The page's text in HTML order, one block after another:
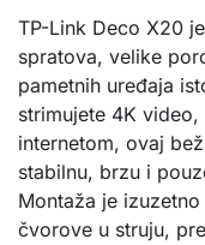
TP-Link Deco X20
spratova, velike
pametnih uređaja
strimujete 4K
internetom, ovaj
stabilnu, brzu i
Montaža je
čvorove u struju,